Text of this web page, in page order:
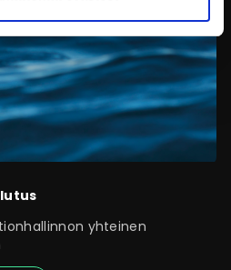
yhteinen